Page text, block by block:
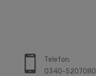
Telefon:
0340-5207080